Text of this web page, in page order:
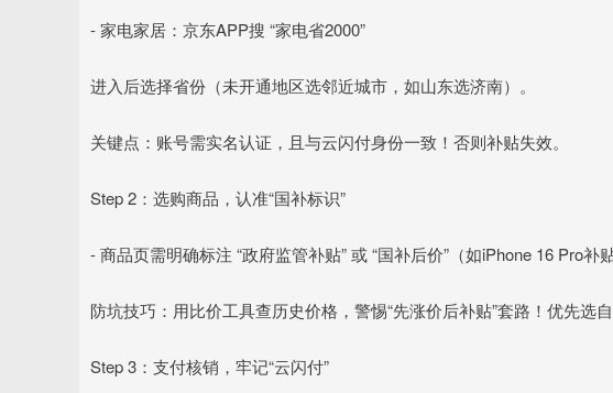
- 家电家居：京东APP搜 “家电省2000”
进入后选择省份（未开通地区选邻近城市，如山东选济南）。
关键点：账号需实名认证，且与云闪付身份一致！否则补贴失效。
Step 2：选购商品，认准“国补标识”
- 商品页需明确标注 “政府监管补贴” 或 “国补后价”（如iPhone 16 Pro补
防坑技巧：用比价工具查历史价格，警惕“先涨价后补贴”套路！优先选自
Step 3：支付核销，牢记“云闪付”